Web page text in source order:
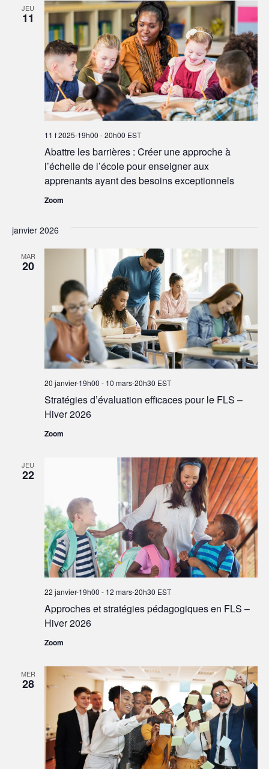
JEU
11
Abattre les barrières : Créer une approche à
l’échelle de l’école pour enseigner aux
apprenants ayant des besoins exceptionnels
11 f 2025-19h00 -20h00 EST
Zoom
janvier 2026
MAR
20
Stratégies d’évaluation efficaces pour le FLS –
Hiver 2026
20 janvier-19h00 - 10 mars-20h30 EST
Zoom
JEU
22
Approches et stratégies pédagogiques en FLS –
Hiver 2026
22 janvier-19h00 - 12 mars-20h30 EST
Zoom
MER
28